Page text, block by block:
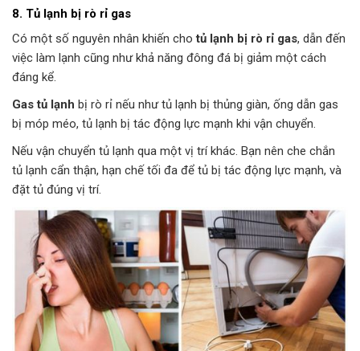
8. Tủ lạnh bị rò rỉ gas
Có một số nguyên nhân khiến chotủ lạnh bị rò rỉ gas, dẫn đến
việc làm lạnh cũng như khả năng đông đá bị giảm một cách
đáng kể.
Gas tủ lạnh bị rò rỉ nếu như tủ lạnh bị thủng giàn, ống dẫn gas
bị móp méo, tủ lạnh bị tác động lực mạnh khi vận chuyển.
Nếu vận chuyển tủ lạnh qua một vị trí khác. Bạn nên che chắn
tủ lạnh cẩn thận, hạn chế tối đa để tủ bị tác động lực mạnh, và
đặt tủ đúng vị trí.